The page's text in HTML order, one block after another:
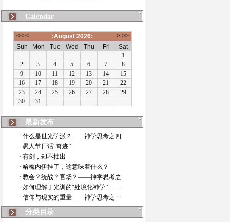
Calendar
最新发布
· 什么是世光学派？——神学思考之四
· 愚人节日话“奇迹”
· 有剑，却不抽出
· 哈梅内伊挂了，这意味着什么？
· 教会？统战？官场？——神学思考之
· 如何理解丁光训的“处境化神学”——
· 信仰与现实的重量——神学思考之一
分类目录